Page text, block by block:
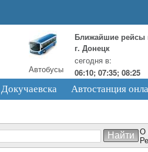
Автобусы
Ближайшие рейсы
г. Донецк
сегодня в:
06:10; 07:35; 08:25
Автостанция
О